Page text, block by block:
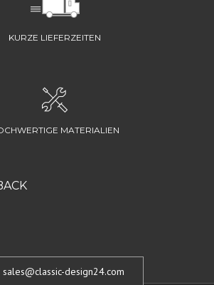
KURZE LIEFERZEITEN
MATERIALIEN
sales@classic-design24.com